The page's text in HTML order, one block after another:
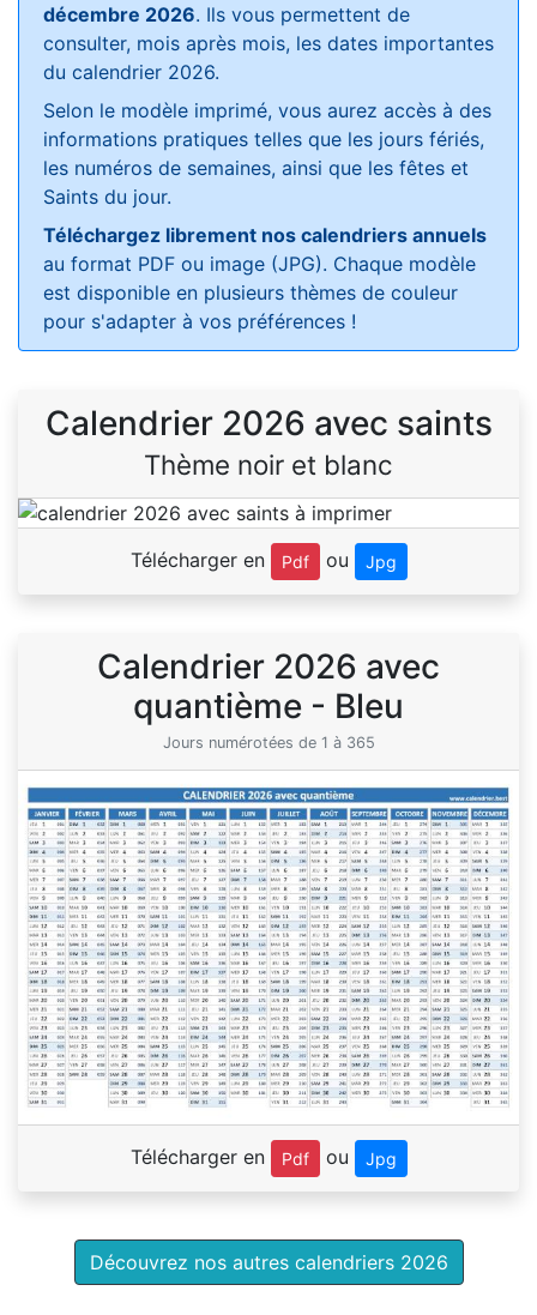
décembre 2026. Ils vous permettent de
consulter, mois après mois, les dates importantes
du calendrier 2026.
Selon le modèle imprimé, vous aurez accès à des
informations pratiques telles que les jours fériés,
les numéros de semaines, ainsi que les fêtes et
Saints du jour.
Téléchargez librement nos calendriers annuels
au format PDF ou image (JPG). Chaque modèle
est disponible en plusieurs thèmes de couleur
pour s'adapter à vos préférences !
Calendrier 2026 avec saints
Thème noir et blanc
Télécharger en Pdf ou Jpg
Calendrier 2026 avec
quantième - Bleu
Jours numérotées de 1 à 365
Télécharger en Pdf ou Jpg
Découvrez nos autres calendriers 2026